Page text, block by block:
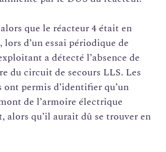
que le réacteur 4 était en
lors d’un essai périodique de
a détecté l’absence de
du circuit de secours LLS. Les
permis d’identifier qu’un
de l’armoire électrique
alors qu’il aurait dû se trouver en